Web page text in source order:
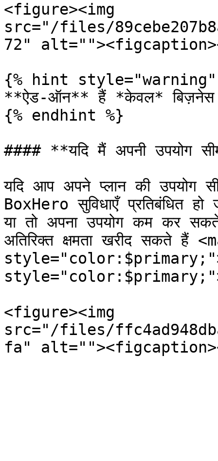
<figure><img
src="/files/
72"
{% hint style="warning"
**ऐड-ऑन** हैं *केवल* बिज़नेस
{% endhint %}
#### **यदि मैं अपनी उपयोग
यदि आप अपने प्लान की
BoxHero सुविधाएँ प्रतिबंधित
या तो अपना उपयोग कम कर
अतिरिक्त क्षमता खरीद सकते हैं
<figure><img
src="/files/